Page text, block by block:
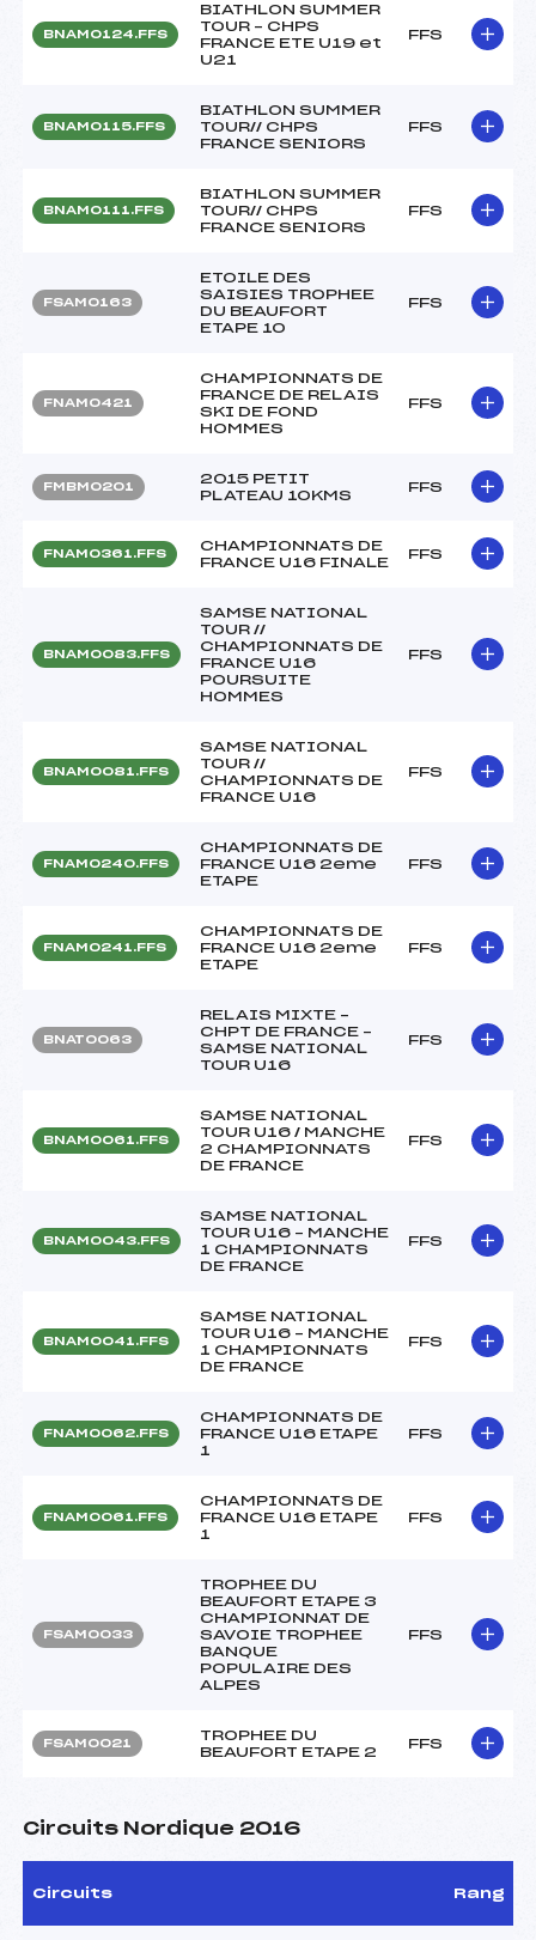
BNAM0124.FFS
BIATHLON SUMMER
TOUR – CHPS
FRANCE ETE U19 et
U21
FFS
BNAM0115.FFS
BIATHLON SUMMER
TOUR// CHPS
FRANCE SENIORS
FFS
BNAM0111.FFS
BIATHLON SUMMER
TOUR// CHPS
FRANCE SENIORS
FFS
FSAM0163
ETOILE DES
SAISIES TROPHEE
DU BEAUFORT
ETAPE 10
FFS
FNAM0421
CHAMPIONNATS DE
FRANCE DE RELAIS
SKI DE FOND
HOMMES
FFS
FMBM0201
2015 PETIT
PLATEAU 10KMS
FFS
FNAM0361.FFS
CHAMPIONNATS DE
FRANCE U16 FINALE
FFS
BNAM0083.FFS
SAMSE NATIONAL
TOUR //
CHAMPIONNATS DE
FRANCE U16
POURSUITE
HOMMES
FFS
BNAM0081.FFS
SAMSE NATIONAL
TOUR //
CHAMPIONNATS DE
FRANCE U16
FFS
FNAM0240.FFS
CHAMPIONNATS DE
FRANCE U16 2eme
ETAPE
FFS
FNAM0241.FFS
CHAMPIONNATS DE
FRANCE U16 2eme
ETAPE
FFS
BNAT0063
RELAIS MIXTE –
CHPT DE FRANCE –
SAMSE NATIONAL
TOUR U16
FFS
BNAM0061.FFS
SAMSE NATIONAL
TOUR U16 / MANCHE
2 CHAMPIONNATS
DE FRANCE
FFS
BNAM0043.FFS
SAMSE NATIONAL
TOUR U16 – MANCHE
1 CHAMPIONNATS
DE FRANCE
FFS
BNAM0041.FFS
SAMSE NATIONAL
TOUR U16 – MANCHE
1 CHAMPIONNATS
DE FRANCE
FFS
FNAM0062.FFS
CHAMPIONNATS DE
FRANCE U16 ETAPE
1
FFS
FNAM0061.FFS
CHAMPIONNATS DE
FRANCE U16 ETAPE
1
FFS
FSAM0033
TROPHEE DU
BEAUFORT ETAPE 3
CHAMPIONNAT DE
SAVOIE TROPHEE
BANQUE
POPULAIRE DES
ALPES
FFS
FSAM0021
TROPHEE DU
BEAUFORT ETAPE 2
FFS
Circuits Nordique 2016
Circuits Rang